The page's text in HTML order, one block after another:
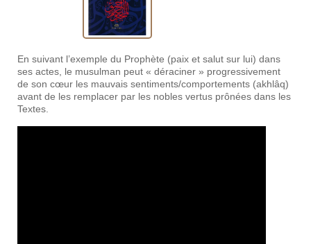
En suivant l’exemple du Prophète (paix et salut sur lui) dans
ses actes, le musulman peut « déraciner » progressivement
de son cœur les mauvais sentiments/comportements (akhlâq)
avant de les remplacer par les nobles vertus prônées dans les
Textes.